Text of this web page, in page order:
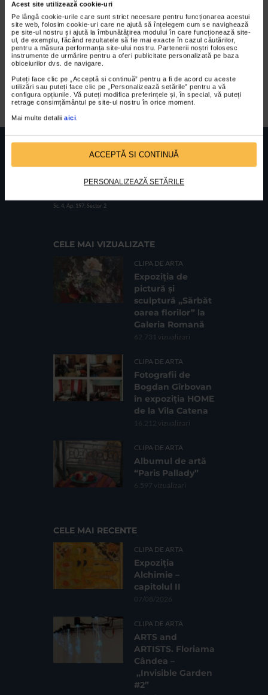
Acest site utilizează cookie-uri
Pe lângă cookie-urile care sunt strict necesare pentru funcționarea acestui
site web, folosim cookie-uri care ne ajută să înțelegem cum se navighează
pe site-ul nostru și ajută la îmbunătățirea modului în care funcționează site-
ul, de exemplu, făcând rezultatele să fie mai exacte în cazul căutărilor,
pentru a măsura performanța site-ului nostru. Partenerii noștri folosesc
instrumente de urmărire pentru a oferi publicitate personalizată pe baza
obiceiurilor dvs. de navigare.
Puteți face clic pe „Acceptă si continuă” pentru a fi de acord cu aceste
utilizări sau puteți face clic pe „Personalizează setările” pentru a vă
configura opțiunile. Vă puteți modifica preferințele și, în special, vă puteți
retrage consimțământul pe site-ul nostru în orice moment.
Mai multe detalii aici
ACCEPTĂ SI CONTINUĂ
PERSONALIZEAZĂ SETĂRILE
Doina Păuleanu. Personajul
fabulos care ne dezvăluie
misterele Constanței
Sc. 4, Ap. 197, Sector 2
CELE MAI VIZUALIZATE
CLIPA DE ARTA
Expoziția de
pictură și
sculptură „Sărbăt
oarea florilor” la
Galeria Romană
62.731 vizualizari
CLIPA DE ARTA
Fotografii de
Bogdan Gîrbovan
în expoziția HOME
de la Vila Catena
16.212 vizualizari
CLIPA DE ARTA
Albumul de artă
“Paris Pallady”
6.597 vizualizari
CELE MAI RECENTE
CLIPA DE ARTA
Expoziția
Alchimie –
capitolul II
07/08/2026
CLIPA DE ARTA
ARTS and
ARTISTS. Floriama
Cândea –
„Invisible Garden
#2”